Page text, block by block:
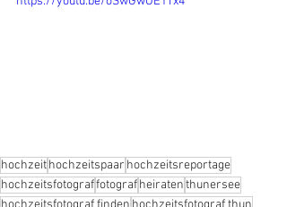
hochzeithochzeitspaar hochzeitsreportage
hochzeitsfotograffotografheiratenthunersee